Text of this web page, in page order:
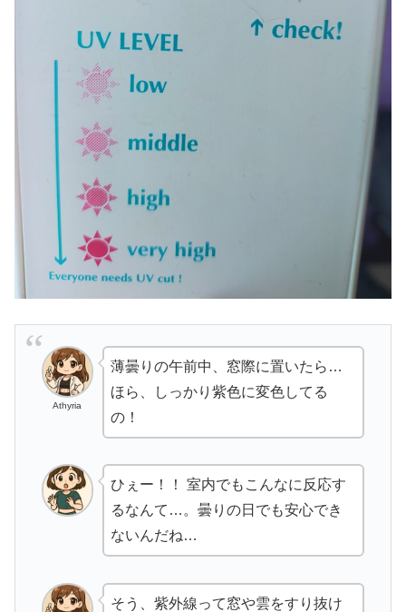
Athyria
薄曇りの午前中、窓際に置いたら…
ほら、しっかり紫色に変色してる
の！
ひぇー！！ 室内でもこんなに反応す
るなんて…。曇りの日でも安心でき
ないんだね…
そう、紫外線って窓や雲をすり抜け